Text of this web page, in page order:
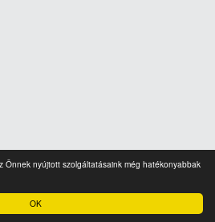
OK
Önnek nyújtott szolgáltatásaink még hatékonyabbak